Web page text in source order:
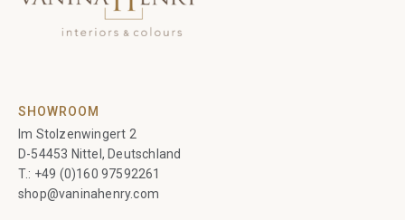
SHOWROOM
Im Stolzenwingert 2
D-54453 Nittel, Deutschland
T.: +49 (0)160 97592261
shop@vaninahenry.com